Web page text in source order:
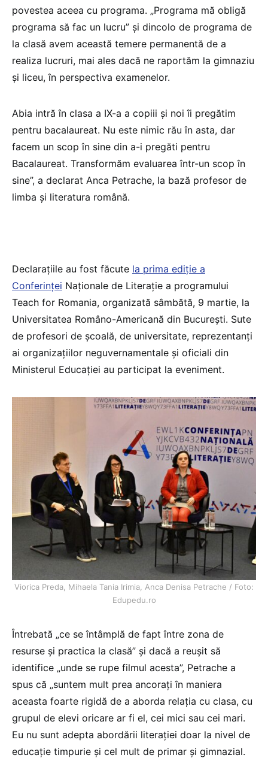
povestea aceea cu programa. „Programa mă obligă
programa să fac un lucru” și dincolo de programa de
la clasă avem această temere permanentă de a
realiza lucruri, mai ales dacă ne raportăm la gimnaziu
și liceu, în perspectiva examenelor.
Abia intră în clasa a IX-a a copiii și noi îi pregătim
pentru bacalaureat. Nu este nimic rău în asta, dar
facem un scop în sine din a-i pregăti pentru
Bacalaureat. Transformăm evaluarea într-un scop în
sine”, a declarat Anca Petrache, la bază profesor de
limba și literatura română.
Declarațiile au fost făcute la prima ediție a
Conferinței Naționale de Literație a programului
Teach for Romania, organizată sâmbătă, 9 martie, la
Universitatea Româno-Americană din București. Sute
de profesori de școală, de universitate, reprezentanți
ai organizațiilor neguvernamentale și oficiali din
Ministerul Educației au participat la eveniment.
Viorica Preda, Mihaela Tania Irimia, Anca Denisa Petrache / Foto:
Edupedu.ro
Întrebată „ce se întâmplă de fapt între zona de
resurse și practica la clasă” și dacă a reușit să
identifice „unde se rupe filmul acesta”, Petrache a
spus că „suntem mult prea ancorați în maniera
aceasta foarte rigidă de a aborda relația cu clasa, cu
grupul de elevi oricare ar fi el, cei mici sau cei mari.
Eu nu sunt adepta abordării literației doar la nivel de
educație timpurie și cel mult de primar și gimnazial.